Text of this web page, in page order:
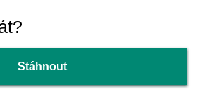
Stáhnout